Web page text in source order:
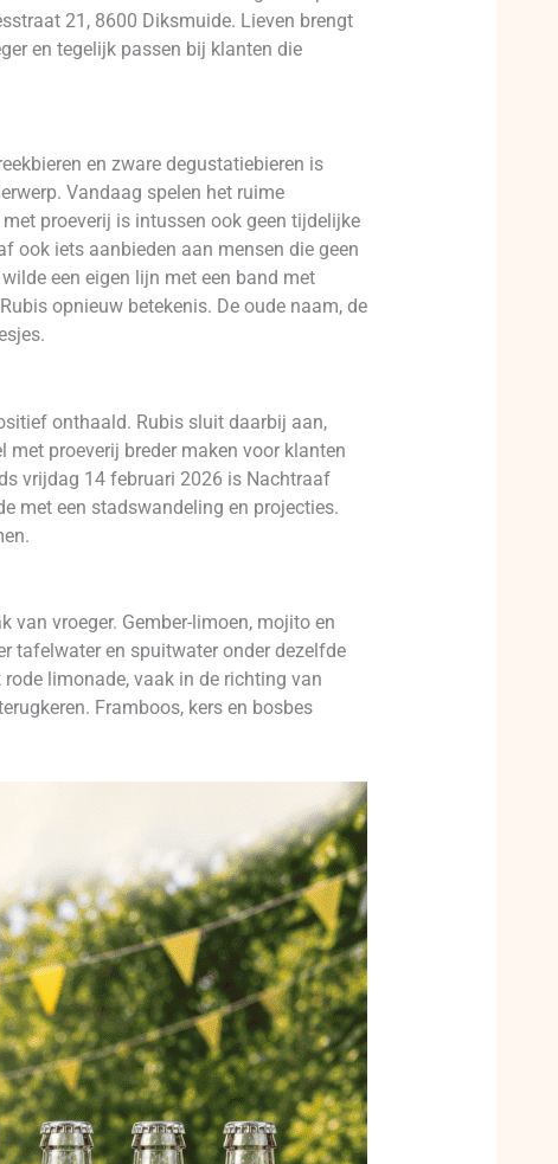
21, 8600 Diksmuide. Lieven brengt
en tegelijk passen bij klanten die
en zware degustatiebieren is
Vandaag spelen het ruime
proeverij is intussen ook geen tijdelijke
ook iets aanbieden aan mensen die geen
een eigen lijn met een band met
opnieuw betekenis. De oude naam, de
onthaald. Rubis sluit daarbij aan,
proeverij breder maken voor klanten
vrijdag 14 februari 2026 is Nachtraaf
met een stadswandeling en projecties.
van vroeger. Gember-limoen, mojito en
tafelwater en spuitwater onder dezelfde
limonade, vaak in de richting van
Framboos, kers en bosbes